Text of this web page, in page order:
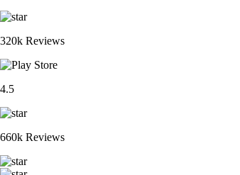
320k Reviews
4.5
660k Reviews